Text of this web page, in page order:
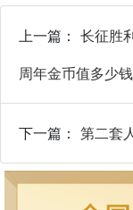
上一篇： 长征胜
周年金币值多少钱
下一篇： 第二套